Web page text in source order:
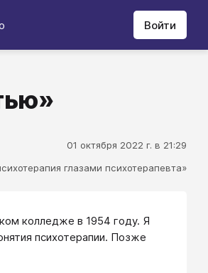
Войти
01 октября 2022 г. в 21:29
глазами психотерапевта»
колледже в 1954 году. Я
психотерапии. Позже